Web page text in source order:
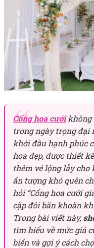
Cổng hoa cướikhông
trong ngày trọng đại
khởi đầu hạnh phúc
hoa đẹp, được thiết
thêm vẻ lộng lẫy cho
ấn tượng khó quên
hỏi “Cổng hoa cưới
cặp đôi băn khoăn
Trong bài viết này,
tìm hiểu về mức giá
biến và gợi ý cách